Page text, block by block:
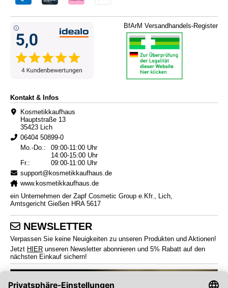
BfArM Versandhandels-Register
Kontakt & Infos
Kosmetikkaufhaus
Hauptstraße 13
35423 Lich
06404 50899-0
Mo.-Do.:
09:00-11:00 Uhr
14:00-15:00 Uhr
Fr.:
09:00-11:00 Uhr
support@kosmetikkaufhaus.de
www.kosmetikkaufhaus.de
ein Unternehmen der Zapf Cosmetic Group e.Kfr., Lich,
Amtsgericht Gießen HRA 5617
NEWSLETTER
Verpassen Sie keine Neuigkeiten zu unseren Produkten und Aktionen!
Jetzt HIER unseren Newsletter abonnieren und 5% Rabatt auf den
nächsten Einkauf sichern!